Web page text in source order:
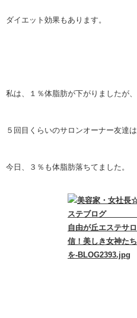
ダイエット効果もあります。
私は、１％体脂肪が下がりましたが、
５回目くらいのサロンオーナー友達は
今日、３％も体脂肪落ちてました。